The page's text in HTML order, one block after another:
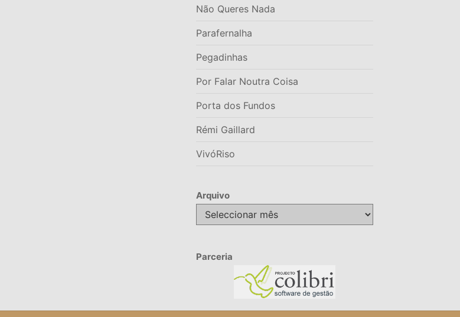
Não Queres Nada
Parafernalha
Pegadinhas
Por Falar Noutra Coisa
Porta dos Fundos
Rémi Gaillard
VivóRiso
Arquivo
Arquivo
Parceria